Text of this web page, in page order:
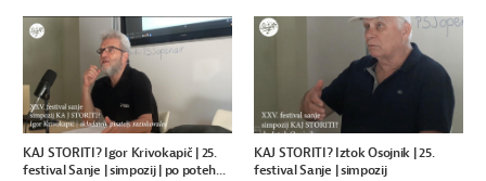
KAJ STORITI? Igor Krivokapič | 25.
festival Sanje | simpozij | po poteh...
KAJ STORITI? Iztok Osojnik | 25.
festival Sanje | simpozij